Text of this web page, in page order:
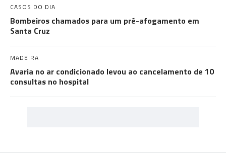
CASOS DO DIA
Bombeiros chamados para um pré-afogamento em
Santa Cruz
MADEIRA
Avaria no ar condicionado levou ao cancelamento de 10
consultas no hospital